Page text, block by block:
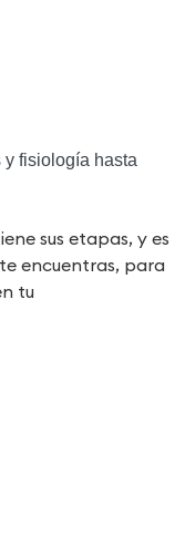
y fisiología hasta
sus etapas, y es
encuentras, para
tu